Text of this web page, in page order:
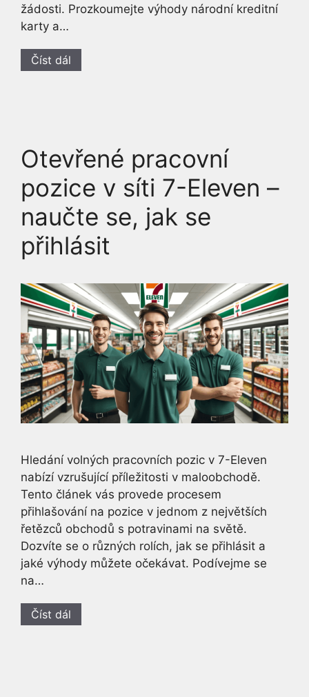
žádosti. Prozkoumejte výhody národní kreditní
karty a…
Číst dál
Otevřené pracovní
pozice v síti 7-Eleven –
naučte se, jak se
přihlásit
Hledání volných pracovních pozic v 7-Eleven
nabízí vzrušující příležitosti v maloobchodě.
Tento článek vás provede procesem
přihlašování na pozice v jednom z největších
řetězců obchodů s potravinami na světě.
Dozvíte se o různých rolích, jak se přihlásit a
jaké výhody můžete očekávat. Podívejme se
na…
Číst dál